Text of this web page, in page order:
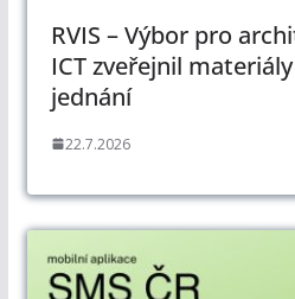
RVIS – Výbor pro
ICT zveřejnil
jednání
22.7.2026